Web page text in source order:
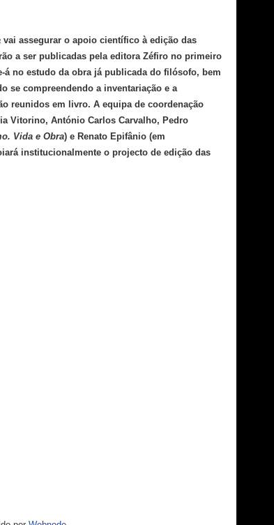
vai assegurar o apoio científico à edição das
a ser publicadas pela editora Zéfiro no primeiro
no estudo da obra já publicada do filósofo, bem
se compreendendo a inventariação e a
reunidos em livro. A equipa de coordenação
Vitorino, António Carlos Carvalho, Pedro
Vida e Obra) e Renato Epifânio (em
institucionalmente o projecto de edição das